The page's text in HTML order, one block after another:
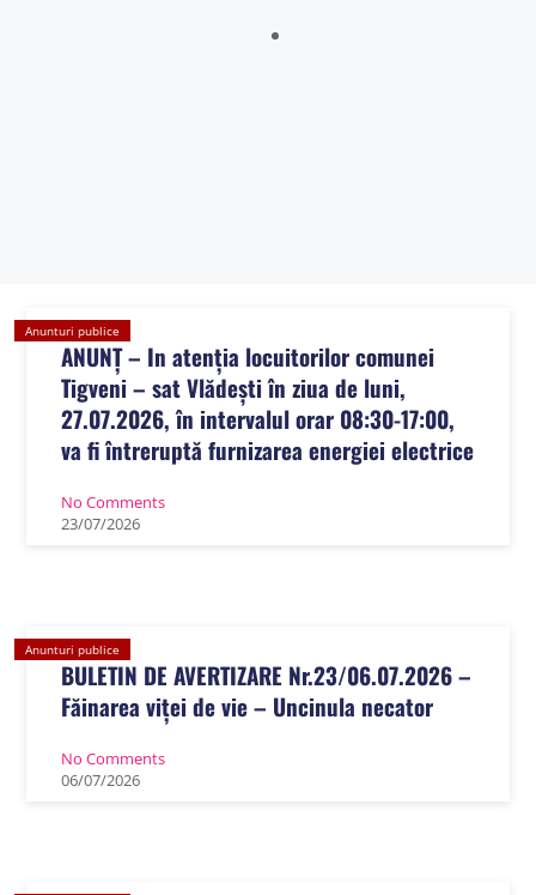
din Judetul Vâlcea , proprietarii sau detinățorii acestora, precum
Anunturi publice
ANUNȚ – In atenția locuitorilor comunei
Tigveni – sat Vlădești în ziua de luni,
27.07.2026, în intervalul orar 08:30-17:00,
va fi întreruptă furnizarea energiei electrice
No Comments
23/07/2026
Anunturi publice
BULETIN DE AVERTIZARE Nr.23/06.07.2026 –
Făinarea viței de vie – Uncinula necator
No Comments
06/07/2026